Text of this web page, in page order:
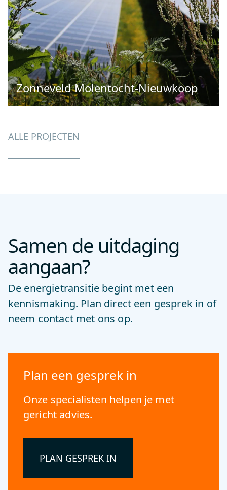
ALLE PROJECTEN
Zonneveld Molentocht-Nieuwkoop
Samen de uitdaging
aangaan?
De energietransitie begint met een
kennismaking. Plan direct een gesprek in of
neem contact met ons op.
Plan een gesprek in
Onze specialisten helpen je met
gericht advies.
PLAN GESPREK IN